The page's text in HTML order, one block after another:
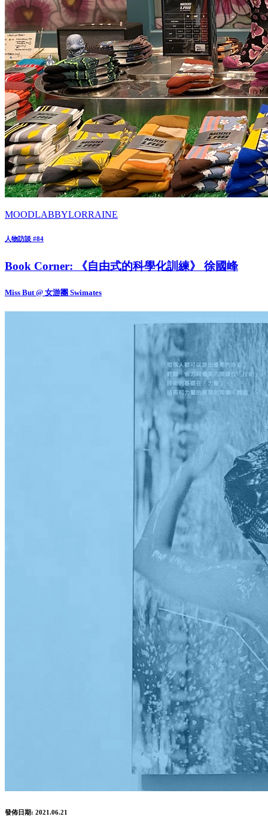
MOODLABBYLORRAINE
人物訪談 #84
Book Corner: 《自由式的科學化訓練》 徐國峰
Miss But @ 女游團 Swimates
發佈日期: 2021.06.21